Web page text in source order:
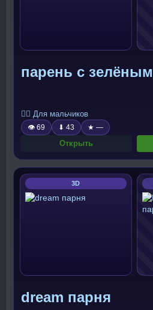
парень с
🧍‍♂️ Для мальчиков
👁 69 ⬇ 43 ★ —
Открыть
3D
dream парня